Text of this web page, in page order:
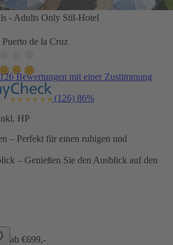
- Adults Only Stil-Hotel
de la Cruz
Bewertungen mit einer Zustimmung
(126) 86%
HP
– Perfekt für einen ruhigen und
– Genießen Sie den Ausblick auf den
ab €699,-